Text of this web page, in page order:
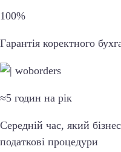
100%
Гарантія коректного
≈5 годин на рік
Середній час, який
податкові процедури